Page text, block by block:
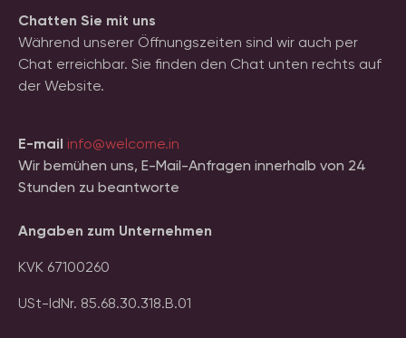
Chatten Sie mit uns
Während unserer Öffnungszeiten sind wir auch per
Chat erreichbar. Sie finden den Chat unten rechts auf
der Website.
E-mail info@welcome.in
Wir bemühen uns, E-Mail-Anfragen innerhalb von 24
Stunden zu beantworte
Angaben zum Unternehmen
KVK 67100260
USt-IdNr. 85.68.30.318.B.01